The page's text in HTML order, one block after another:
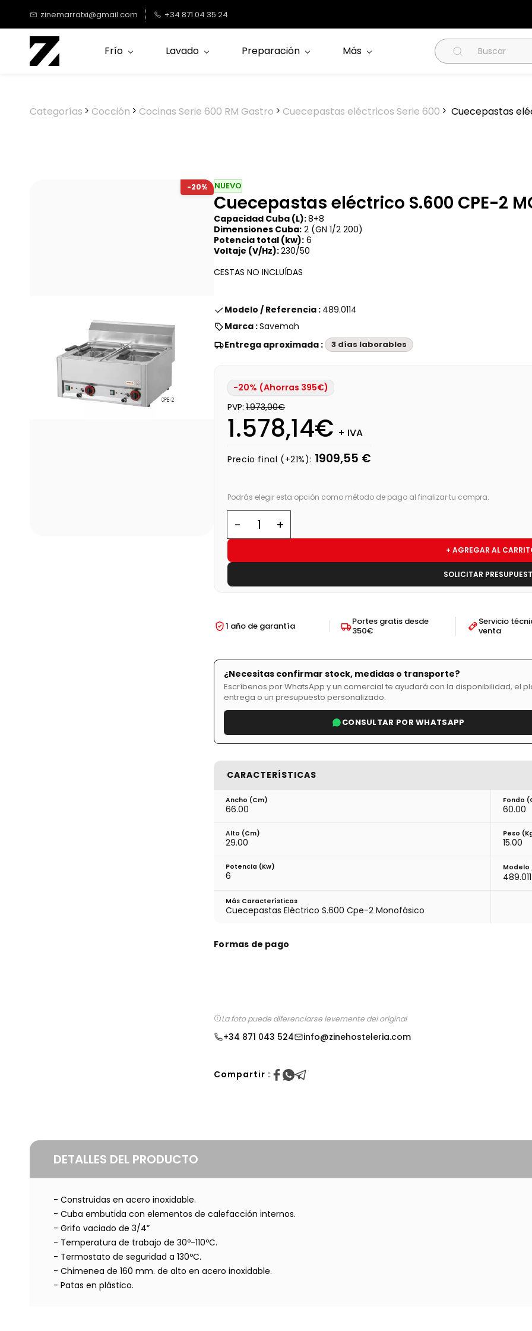
contenido
principal
zinemarratxi@gmail.com +34 871 04 35 24
Frío Lavado Preparación Más
Categorías Cocción Cocinas Serie 600 RM Gastro Cuecepastas eléctricos Serie 600 Cuecepastas
-20% NUEVO
Cuecepastas eléctrico S.600 CPE-2
Capacidad Cuba (L):8+8
Dimensiones Cuba: 2 (GN 1/2 200)
Potencia total (kw): 6
Voltaje (V/Hz):230/50
CESTAS NO INCLUÍDAS
Modelo / Referencia : 489.0114
Marca :Savemah
Entrega aproximada : 3 días laborables
-20% (Ahorras 395€)
PVP: 1.973,00€
1.578,14€ + IVA
Precio final (+21%): 1909,55 €
Podrás elegir esta opción como método de pago al finalizar tu compra.
+ AGREGAR AL
SOLICITAR
1 año de garantía
Portes gratis desde
350€
Servicio
venta
¿Necesitas confirmar stock, medidas o transporte?
Escríbenos por WhatsApp y un comercial te ayudará con la disponibilidad, el
entrega o un presupuesto personalizado.
CONSULTAR POR WHATSAPP
CARACTERÍSTICAS
Ancho (cm)
66.00
Fondo
60.00
Alto (cm)
29.00
Peso
15.00
Potencia (Kw)
6
Modelo
Más Características
Cuecepastas Eléctrico S.600 Cpe-2 Monofásico
Formas de pago
La foto puede diferenciarse levemente del original
+34 871 043 524 info@zinehosteleria.com
Compartir :
DETALLES DEL PRODUCTO
- Construidas en acero inoxidable.
- Cuba embutida con elementos de calefacción internos.
- Grifo vaciado de 3/4”
- Temperatura de trabajo de 30º-110ºC.
- Termostato de seguridad a 130ºC.
- Chimenea de 160 mm. de alto en acero inoxidable.
- Patas en plástico.